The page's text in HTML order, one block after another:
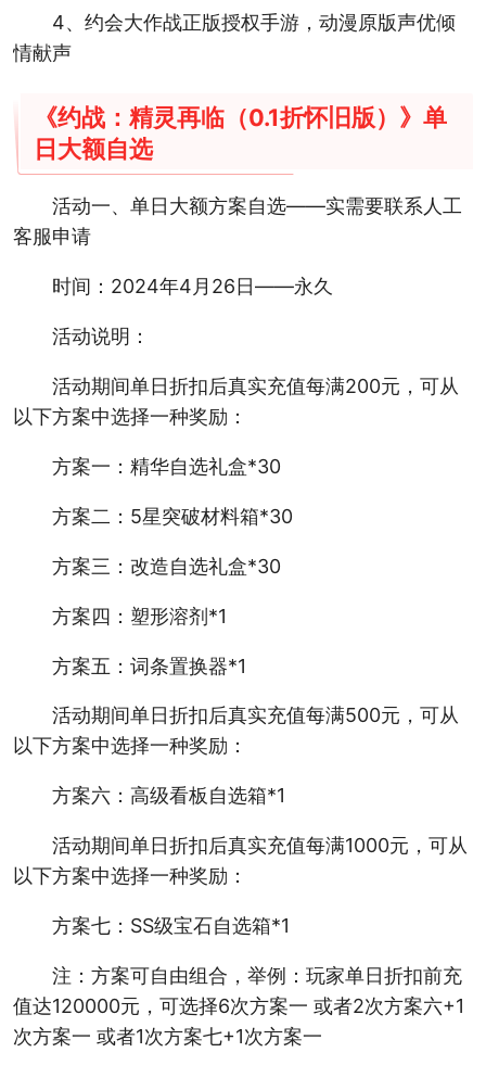
4、约会大作战正版授权手游，动漫原版声优倾
情献声
《约战：精灵再临（0.1折怀旧版）》单
日大额自选
活动一、单日大额方案自选——实需要联系人工
客服申请
时间：2024年4月26日——永久
活动说明：
活动期间单日折扣后真实充值每满200元，可从
以下方案中选择一种奖励：
方案一：精华自选礼盒*30
方案二：5星突破材料箱*30
方案三：改造自选礼盒*30
方案四：塑形溶剂*1
方案五：词条置换器*1
活动期间单日折扣后真实充值每满500元，可从
以下方案中选择一种奖励：
方案六：高级看板自选箱*1
活动期间单日折扣后真实充值每满1000元，可从
以下方案中选择一种奖励：
方案七：SS级宝石自选箱*1
注：方案可自由组合，举例：玩家单日折扣前充
值达120000元，可选择6次方案一 或者2次方案六+1
次方案一 或者1次方案七+1次方案一